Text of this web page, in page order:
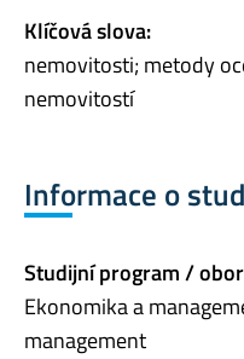
Klíčová slova:
nemovitosti; metody
nemovitostí
Informace o
Studijní program /
Ekonomika a
management